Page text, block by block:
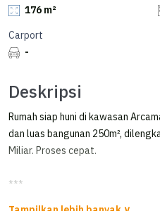
176 m²
Carport
-
Deskripsi
Rumah siap huni di kawasan
dan luas bangunan 250m²,
Miliar. Proses cepat.
***